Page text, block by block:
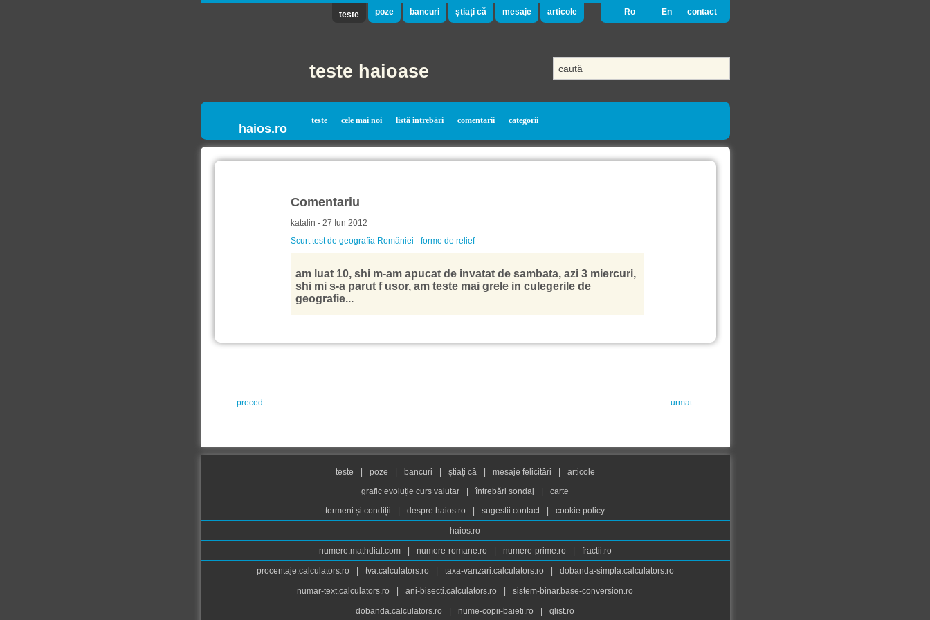
teste poze bancuri știați că mesaje articole Ro En contact
teste haioase
haios.ro
teste cele mai noi listă întrebări comentarii categorii
Comentariu
katalin - 27 Iun 2012
Scurt test de geografia României - forme de relief
am luat 10, shi m-am apucat de invatat de sambata, azi 3 miercuri,
shi mi s-a parut f usor, am teste mai grele in culegerile de
geografie...
preced. urmat.
teste poze bancuri știați că mesaje felicitări
articole
grafic evoluție curs valutar
întrebări sondaj
carte
termeni și condiții
despre haios.ro sugestii contact cookie policy
haios.ro
numere.mathdial.com numere-romane.ro numere-prime.ro fractii.ro
procentaje.calculators.ro tva.calculators.ro taxa-vanzari.calculators.ro dobanda-simpla.calculators.ro
numar-text.calculators.ro ani-bisecti.calculators.ro sistem-binar.base-conversion.ro
dobanda.calculators.ro nume-copii-baieti.ro qlist.ro